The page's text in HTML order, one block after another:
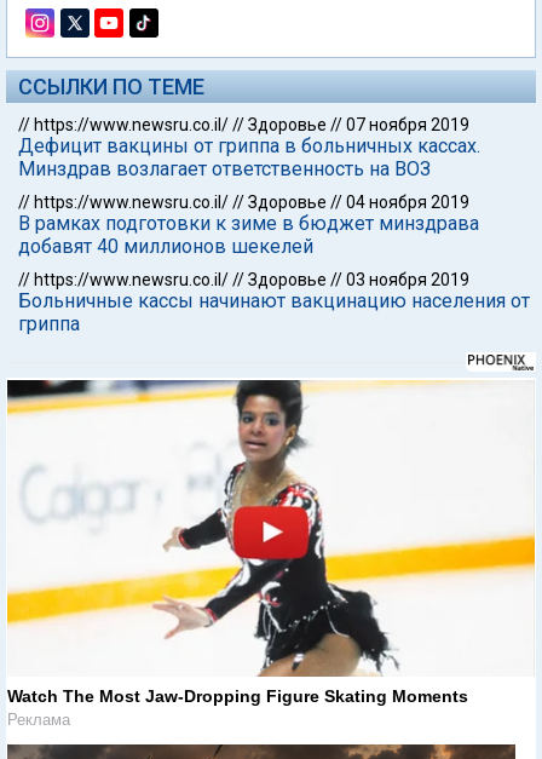
ССЫЛКИ ПО ТЕМЕ
// https://www.newsru.co.il///Здоровье //07 ноября 2019
Дефицит вакцины от гриппа в больничных кассах.
Минздрав возлагает ответственность на ВОЗ
// https://www.newsru.co.il///Здоровье //04 ноября 2019
В рамках подготовки к зиме в бюджет минздрава
добавят 40 миллионов шекелей
// https://www.newsru.co.il///Здоровье //03 ноября 2019
Больничные кассы начинают вакцинацию населения от
гриппа
Watch The Most Jaw‑Dropping Figure Skating Moments
Реклама